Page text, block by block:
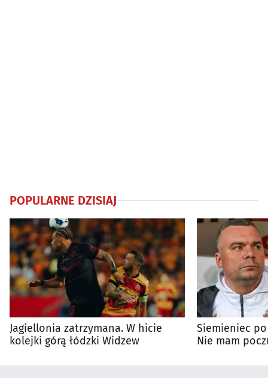
POPULARNE DZISIAJ
Jagiellonia zatrzymana. W hicie
kolejki górą łódzki Widzew
Siemieniec
Nie mam